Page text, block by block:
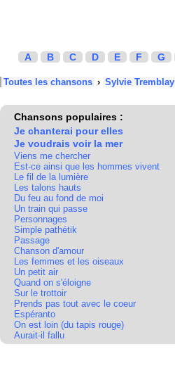
A B C D E F G
Toutes les chansons › Sylvie Tremblay
Chansons populaires :
Je chanterai pour elles
Je voudrais voir la mer
Viens me chercher
Est-ce ainsi que les hommes vivent
Le fil de la lumière
Les talons hauts
Du feu au fond de moi
Un train qui passe
Personnages
Simple pathétik
Passage
Chanson d'amour
Les femmes et les oiseaux
Un petit air
Quand on s'éloigne
Sur le trottoir
Prends pas tout avec le coeur
Espéranto
On est loin (du tapis rouge)
Aurait-il fallu